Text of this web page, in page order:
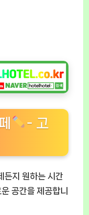
- 고
든지 원하는 시간
공간을 제공합니